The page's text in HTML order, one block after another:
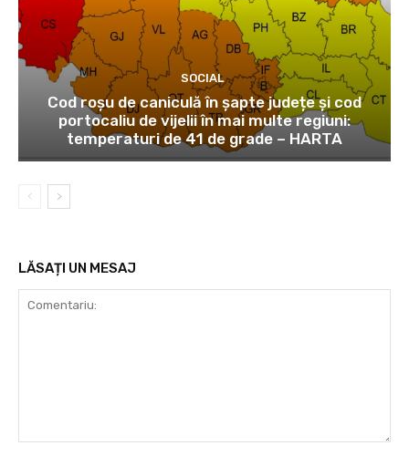
SOCIAL
Cod roșu de caniculă în șapte județe și cod
portocaliu de vijelii în mai multe regiuni:
temperaturi de 41 de grade – HARTA
LĂSAȚI UN MESAJ